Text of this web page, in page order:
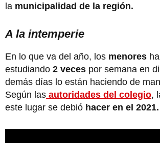
la municipalidad de la región.
A la intemperie
En lo que va del año, los menores
estudiando 2 veces por semana en
demás días lo están haciendo de
Según las autoridades del colegio,
este lugar se debió hacer en el 2021.